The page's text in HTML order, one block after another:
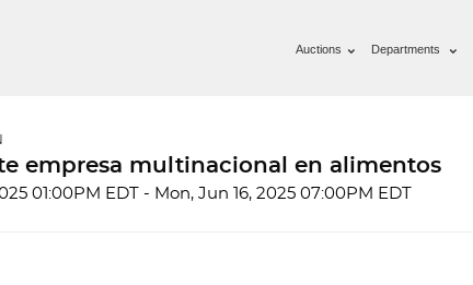
Auctions Departments
empresa multinacional en alimentos
01:00PM EDT - Mon, Jun 16, 2025 07:00PM EDT